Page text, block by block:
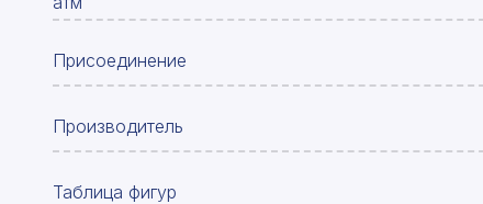
Присоединение
Производитель
Таблица фигур